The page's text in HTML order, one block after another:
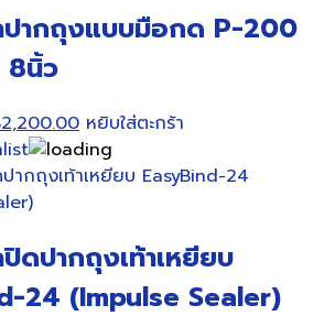
ปากถุงแบบมือกด P-200
8นิ้ว
2,200.00Current
price
is:
หยิบใส่ตะกร้า
ดปากถุงเท้าเหยียบ
24 (Impulse Sealer)